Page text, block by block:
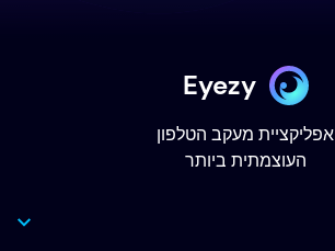
Eyezy
אפליקציית מעקב הטלפון
העוצמתית ביותר